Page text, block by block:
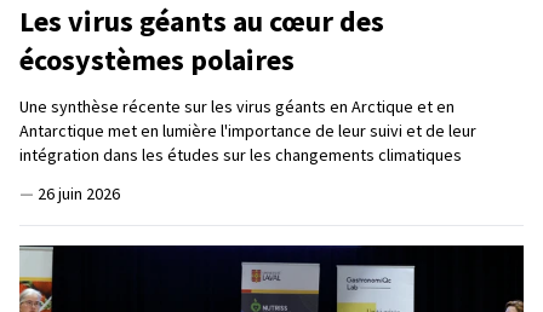
Les virus géants au cœur des
écosystèmes polaires
Une synthèse récente sur les virus géants en Arctique et en
Antarctique met en lumière l'importance de leur suivi et de leur
intégration dans les études sur les changements climatiques
— 26 juin 2026